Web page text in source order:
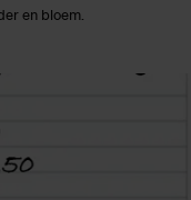
en bloem.